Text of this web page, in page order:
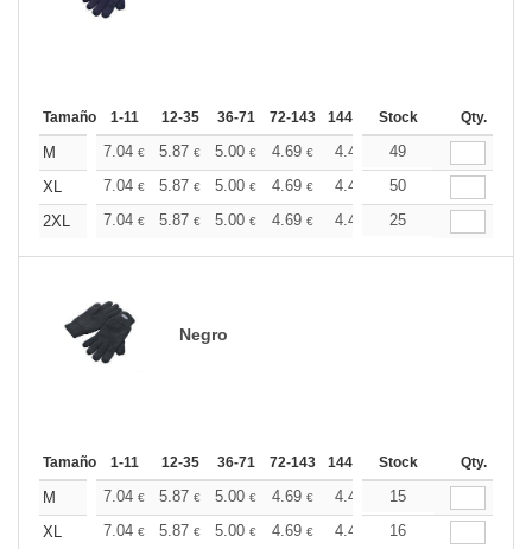
Tamaño 1-11 12-35 36-71 72-143 144-287 288 + Más
Stock Qty.
M 7.04 € 5.87 € 5.00 € 4.69 € 4.46 4.41
49
XL
7.04 € 5.87 € 5.00 € 4.69 € 4.46 4.41
50
2XL
7.04 € 5.87 € 5.00 € 4.69 € 4.46 4.41
25
Negro
Tamaño 1-11 12-35 36-71 72-143 144-287 288 + Más
Stock Qty.
M 7.04 € 5.87 € 5.00 € 4.69 € 4.46 4.41
15
XL
7.04 € 5.87 € 5.00 € 4.69 € 4.46 4.41
16